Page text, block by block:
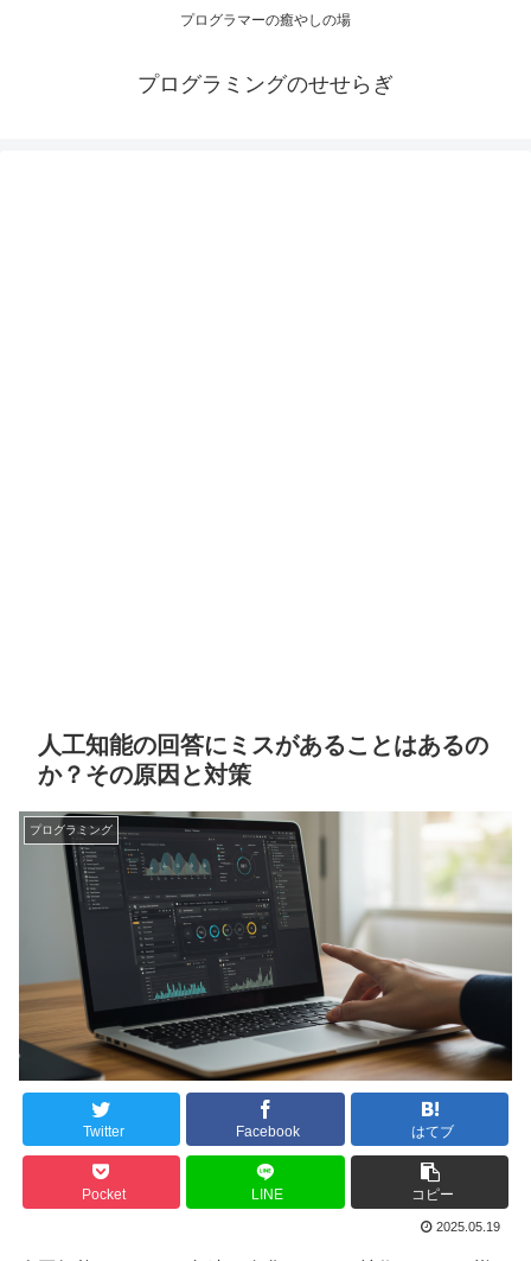
プログラマーの癒やしの場
プログラミングのせせらぎ
人工知能の回答にミスがあることはあるの
か？その原因と対策
プログラミング
Twitter Facebook はてブ
Pocket LINE コピー
2025.05.19